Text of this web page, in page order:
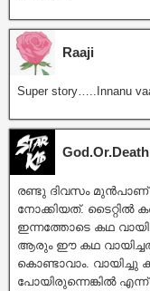
Raaji
Super story…..Innanu
God.Or.Death
രണ്ടു ദിവസം
നോക്കിയത്. ടൈറ്റിൽ
ഇന്നത്തോടെ കഥ
ആരും ഈ കഥ
കൊണ്ടാവാം. വായിച്ചു
പോയിരുന്നെങ്കിൽ